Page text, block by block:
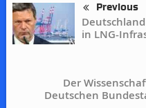
Previous
in LNG-
Der
Deutschen